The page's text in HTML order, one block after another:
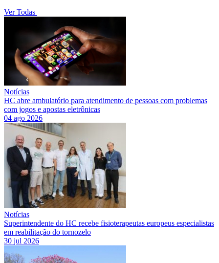
Ver Todas
Notícias
HC abre ambulatório para atendimento de pessoas com problemas
com jogos e apostas eletrônicas
04 ago 2026
Notícias
Superintendente do HC recebe fisioterapeutas europeus especialistas
em reabilitação do tornozelo
30 jul 2026